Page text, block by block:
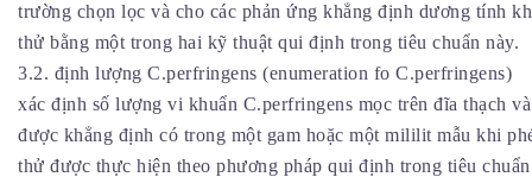
trường chọn lọc và cho các phản ứng khẳng định dương tính
thử bằng một trong hai kỹ thuật qui định trong tiêu chuẩn này.
3.2. định lượng C.perfringens (enumeration fo C.perfringens)
xác định số lượng vi khuẩn C.perfringens mọc trên đĩa thạch và
được khẳng định có trong một gam hoặc một mililit mẫu khi
thử được thực hiện theo phương pháp qui định trong tiêu chuẩn